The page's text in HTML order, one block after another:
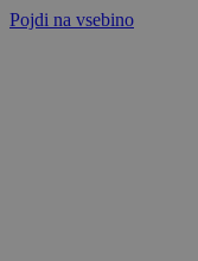
Pojdi na vsebino